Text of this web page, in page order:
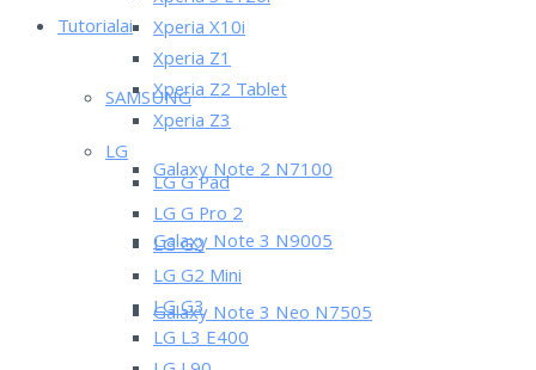
Tutorialai
SAMSUNG
Galaxy Note 2 N7100
Galaxy Note 3 N9005
Galaxy Note 3 Neo N7505
Xperia X10i
Xperia Z1
Xperia Z2 Tablet
Xperia Z3
LG
LG G Pad
LG G Pro 2
LG G2
LG G2 Mini
LG G3
LG L3 E400